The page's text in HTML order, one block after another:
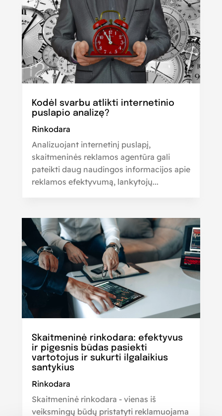
Kodėl svarbu atlikti internetinio
puslapio analizę?
Rinkodara
Analizuojant internetinį puslapį,
skaitmeninės reklamos agentūra gali
pateikti daug naudingos informacijos apie
reklamos efektyvumą, lankytojų...
Skaitmeninė rinkodara: efektyvus
ir pigesnis būdas pasiekti
vartotojus ir sukurti ilgalaikius
santykius
Rinkodara
Skaitmeninė rinkodara - vienas iš
veiksmingų būdų pristatyti reklamuojama